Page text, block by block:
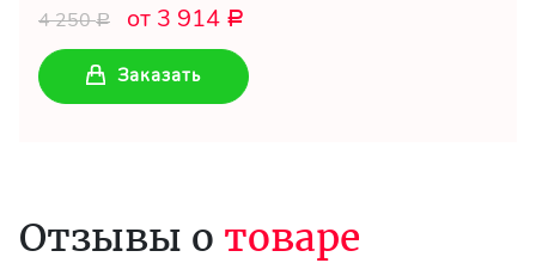
4 250Р от 3 914 Р
Заказать
Отзывы о товаре